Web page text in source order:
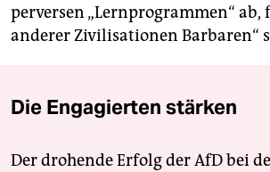
perversen „Lernprogrammen“ ab,
anderer Zivilisationen Barbaren“
Die Engagierten stärken
Der drohende Erfolg der AfD bei